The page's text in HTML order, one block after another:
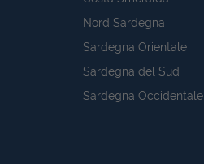
Nord Sardegna
Sardegna Orientale
Sardegna del Sud
Sardegna Occidentale